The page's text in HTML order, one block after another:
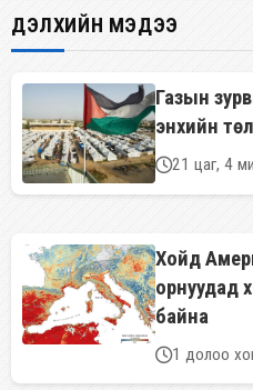
ДЭЛХИЙН МЭДЭЭ
Газын
энхийн
21 цаг, 4
Хойд
орнуудад
байна
1 долоо